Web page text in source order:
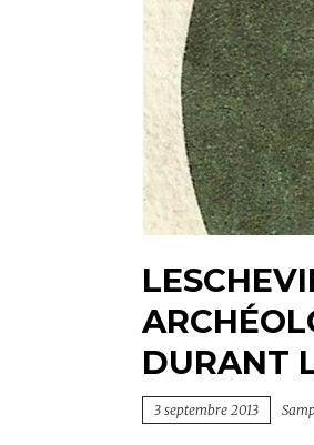
DURANT
3 septembre 2013